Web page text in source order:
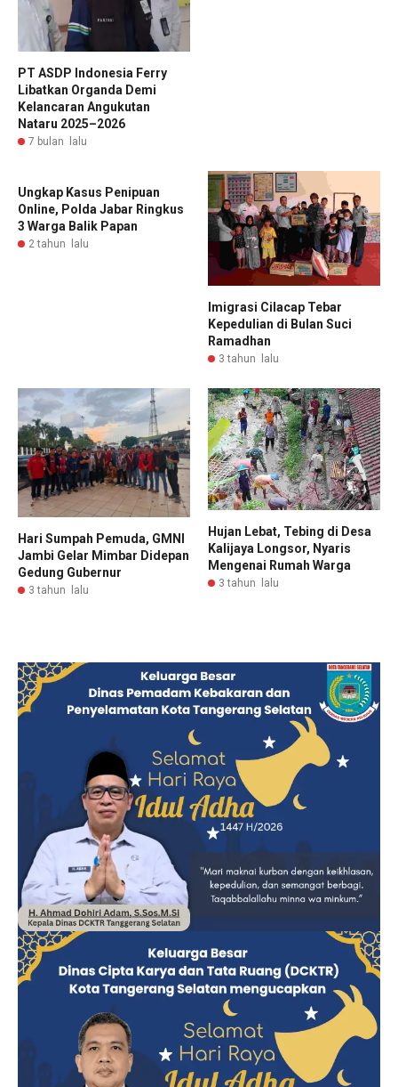
PT ASDP Indonesia Ferry
Libatkan Organda Demi
Kelancaran Angukutan
Nataru 2025–2026
7 bulan lalu
Ungkap Kasus Penipuan
Online, Polda Jabar Ringkus
3 Warga Balik Papan
2 tahun lalu
Imigrasi Cilacap Tebar
Kepedulian di Bulan Suci
Ramadhan
3 tahun lalu
Hari Sumpah Pemuda, GMNI
Jambi Gelar Mimbar Didepan
Gedung Gubernur
3 tahun lalu
Hujan Lebat, Tebing di Desa
Kalijaya Longsor, Nyaris
Mengenai Rumah Warga
3 tahun lalu